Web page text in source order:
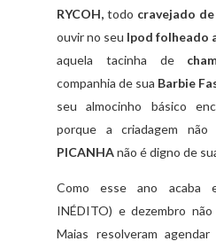
RYCOH, todo cravejado
ouvir no seu Ipod folheado
aquela tacinha de
companhia de sua Barbie
seu almocinho básico
porque a criadagem
PICANHAnão é digno de
Como esse ano acaba
INÉDITO) e dezembro
Maias resolveram agendar